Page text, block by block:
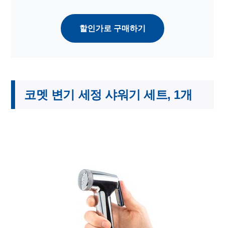
할인가로 구매하기
코멧 변기 세정 샤워기 세트, 1개